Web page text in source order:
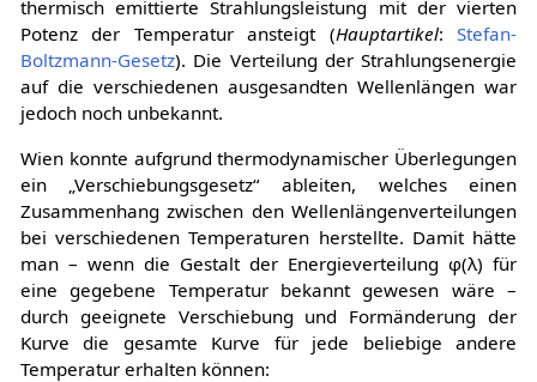
thermisch emittierte Strahlungsleistung mit der vierten
Potenz der Temperatur ansteigt (Hauptartikel:Stefan-
Boltzmann-Gesetz). Die Verteilung der Strahlungsenergie
auf die verschiedenen ausgesandten Wellenlängen war
jedoch noch unbekannt.
Wien konnte aufgrund thermodynamischer Überlegungen
ein „Verschiebungsgesetz“ ableiten, welches einen
Zusammenhang zwischen den Wellenlängenverteilungen
bei verschiedenen Temperaturen herstellte. Damit hätte
man – wenn die Gestalt der Energieverteilungφ(λ) für
eine gegebene Temperatur bekannt gewesen wäre –
durch geeignete Verschiebung und Formänderung der
Kurve die gesamte Kurve für jede beliebige andere
Temperatur erhalten können: